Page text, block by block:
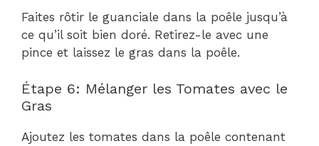
Faites rôtir le guanciale dans la poêle jusqu’à
ce qu’il soit bien doré. Retirez-le avec une
pince et laissez le gras dans la poêle.
Étape 6: Mélanger les Tomates avec le
Gras
Ajoutez les tomates dans la poêle contenant